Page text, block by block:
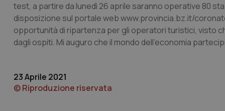
test, a partire da lunedì 26 aprile saranno operative 80
disposizione sul portale web www.provincia.bz.it/
opportunità di ripartenza per gli operatori turistici, visto
dagli ospiti. Mi auguro che il mondo dell’economia
23 Aprile 2021
© Riproduzione riservata